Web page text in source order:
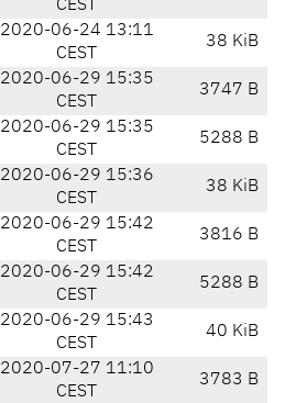
CEST
2020-06-24 13:11
CEST
38 KiB
2020-06-29 15:35
CEST
3747 B
2020-06-29 15:35
CEST
5288 B
2020-06-29 15:36
CEST
38 KiB
2020-06-29 15:42
CEST
3816 B
2020-06-29 15:42
CEST
5288 B
2020-06-29 15:43
CEST
40 KiB
2020-07-27 11:10
CEST
3783 B